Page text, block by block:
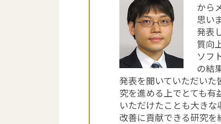
から
思い
発表
質向
ソフ
の結
発表を聞いていただい
究を進める上でとても
いただけたことも大き
改善に貢献できる研究